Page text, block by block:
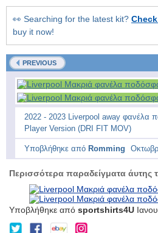
👀 Searching for the latest kit?
buy it now!
PREVIOUS
2022 - 2023 Liverpool away φανέλα
Player Version (DRI FIT MOV)
Υποβλήθηκε από Romming
Περισσότερα παραδείγματα άυτης
Υποβλήθηκε από sportshirts4U
@sportshirts_4u
sportshirts4U